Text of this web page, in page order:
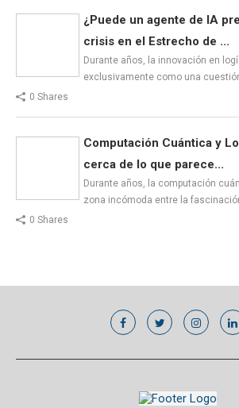
¿Puede un agente de IA
crisis en el Estrecho de ...
Durante años, la innovación en
exclusivamente como una
0 Shares
Computación Cuántica y
cerca de lo que parece...
Durante años, la computación
zona incómoda entre la
0 Shares